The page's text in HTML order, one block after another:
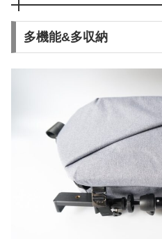
多機能&多収納